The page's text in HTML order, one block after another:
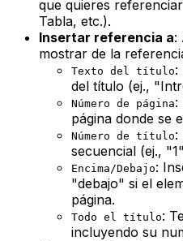
que quieres
Tabla, etc.).
Insertar referencia a:
mostrar de la
Texto del título:
del título (ej.,
Número de página:
página donde se
Número de título:
secuencial (ej.,
Encima/Debajo:
"debajo" si el
página.
Todo el título:
incluyendo su